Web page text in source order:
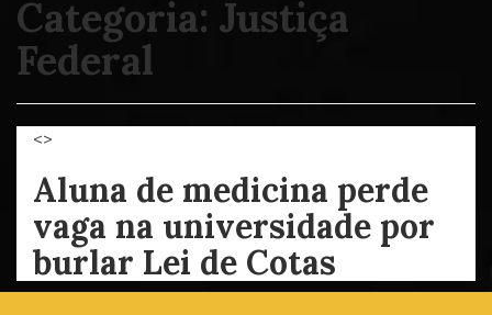
Categoria: Justiça
Federal
<>
Aluna de medicina perde
vaga na universidade por
burlar Lei de Cotas